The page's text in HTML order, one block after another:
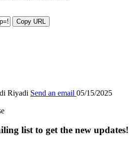
Copy URL
Riyadi Send an email 05/15/2025
list to get the new updates!